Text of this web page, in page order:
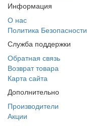
Информация
О нас
Политика Безопасности
Служба поддержки
Обратная связь
Возврат товара
Карта сайта
Дополнительно
Производители
Акции